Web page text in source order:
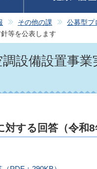
その他の課 公募型プ
等を公表します
設備設置事
する回答（令和8